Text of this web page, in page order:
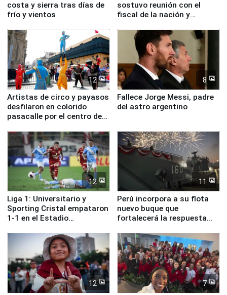
costa y sierra tras días de
frío y vientos
sostuvo reunión con el
fiscal de la nación y
12
Artistas de circo y payasos
desfilaron en colorido
pasacalle por el centro de
8
Fallece Jorge Messi, padre
del astro argentino
12
Liga 1: Universitario y
Sporting Cristal empataron
1-1 en el Estadio
11
Perú incorpora a su flota
nuevo buque que
fortalecerá la respuesta
12 7